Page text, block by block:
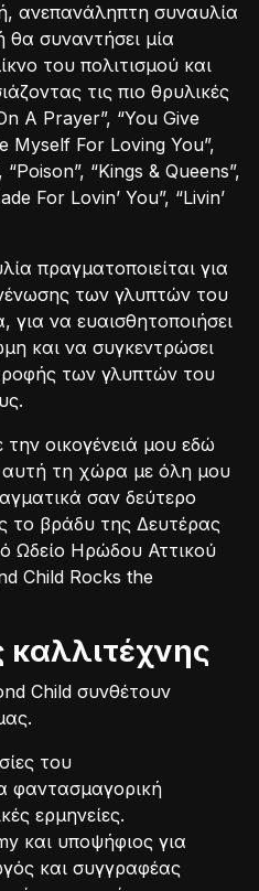
ανεπανάληπτη συναυλία
συναντήσει μία
του πολιτισμού και
τις πιο θρυλικές
A Prayer”, “You Give
Myself For Loving You”,
“Kings & Queens”,
For Lovin’ You”, “Livin’
πραγματοποιείται για
των γλυπτών του
να ευαισθητοποιήσει
και να συγκεντρώσει
των γλυπτών του
οικογένειά μου εδώ
αυτή τη χώρα με όλη μου
σαν δεύτερο
το βράδυ της Δευτέρας
Ωδείο Ηρώδου Αττικού
Child Rocks the
καλλιτέχνης
Child συνθέτουν
του
φαντασμαγορική
ερμηνείες.
και υποψήφιος για
και συγγραφέας